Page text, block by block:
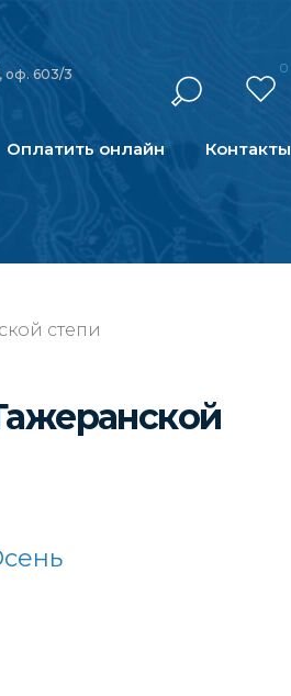
оф. 603/3 0
Оплатить онлайн Контакты
степи